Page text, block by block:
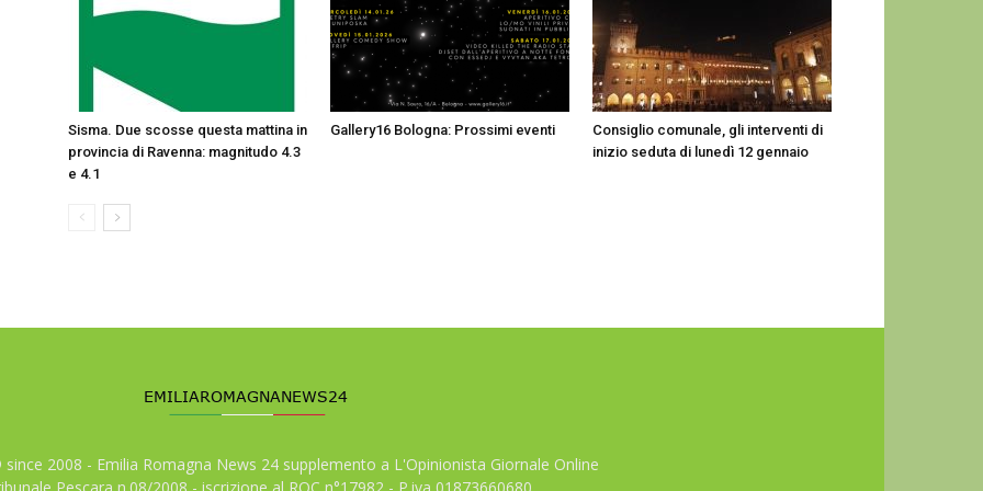
Sisma. Due scosse questa mattina in
provincia di Ravenna: magnitudo 4.3
e 4.1
Gallery16 Bologna: Prossimi eventi
Consiglio comunale, gli interventi di
inizio seduta di lunedì 12 gennaio
2008 - Emilia Romagna News 24 supplemento a L'Opinionista Giornale Online